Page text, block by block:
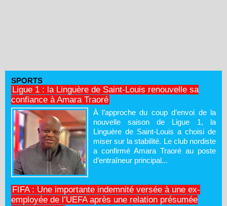
SPORTS
Ligue 1 : la Linguère de Saint-Louis renouvelle sa
confiance à Amara Traoré
À l’approche du coup d’envoi de la
nouvelle saison de Ligue 1, la
Linguère de Saint-Louis a choisi de
miser sur la stabilité. Le club nordiste
a confirmé Amara Traoré au poste
d’entraîneur principal...
FIFA : Une importante indemnité versée à une ex-
employée de l’UEFA après une relation présumée